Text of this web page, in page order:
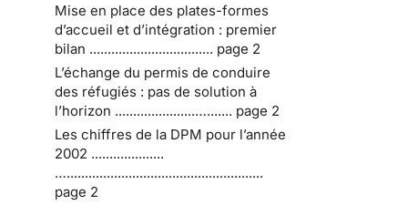
Mise en place des plates-formes
d’accueil et d’intégration : premier
bilan .................................. page 2
L’échange du permis de conduire
des réfugiés : pas de solution à
l’horizon ......................…....... page 2
Les chiffres de la DPM pour l’année
2002 ....................
…......................................................
page 2